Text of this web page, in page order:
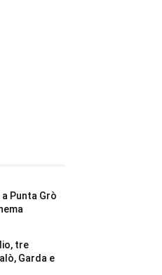
Punta Grò
tre
Garda e